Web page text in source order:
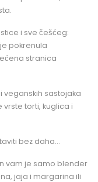
i sve češćeg:
pokrenula
stranica
veganskih sastojaka
torti, kuglica i
bez daha…
vam je samo blender
jaja i margarina ili